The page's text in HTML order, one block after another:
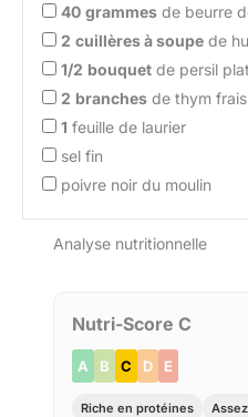
40 grammes de beurre
2 cuillères à soupe de
1/2 bouquet de persil plat
2 branches de thym frais
1 feuille de laurier
sel fin
poivre noir du moulin
Analyse nutritionnelle
Nutri-Score C
A B C D E
Riche en protéines